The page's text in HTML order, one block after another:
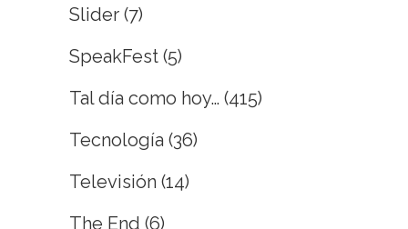
Slider (7)
SpeakFest (5)
Tal día como hoy… (415)
Tecnología (36)
Televisión (14)
The End (6)